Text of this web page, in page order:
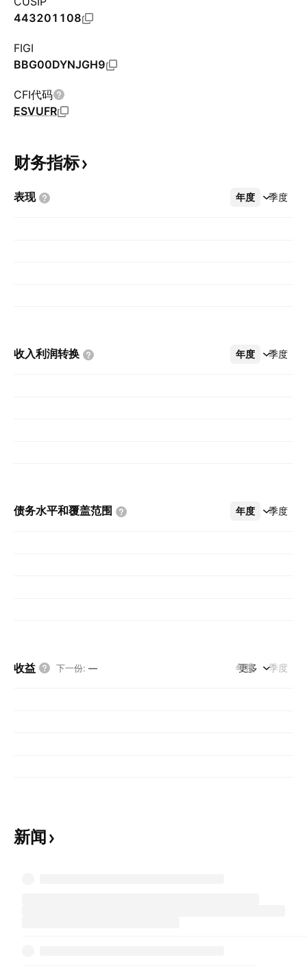
443201108
FIGI
BBG00DYNJGH9
CFI代码
ESVUFR
财务指标
表现 年度 季度
更多
收入利润转换 年度 季度
更多
债务水平和覆盖范围 年度 季度
更多
收益 下一份: — 年度 季度
更多
新闻